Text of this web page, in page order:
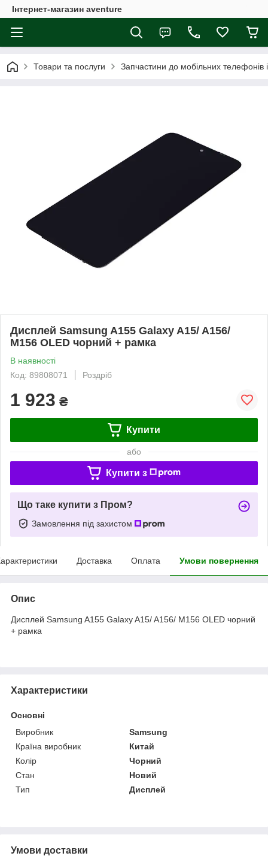
Інтернет-магазин aventure
Товари та послуги Запчастини до мобільних телефонів
Дисплей Samsung A155 Galaxy A15/ A156/
M156 OLED чорний + рамка
В наявності
Код: 89808071
Роздріб
1 923 ₴
Купити
або
Купити з
Що таке купити з Пром?
Замовлення під захистом
Доставка Оплата Умови повернення
Опис
Дисплей Samsung A155 Galaxy A15/ A156/ M156 OLED чорний
+ рамка
Характеристики
Основні
Виробник
Samsung
Країна виробник
Китай
Колір
Чорний
Стан
Новий
Тип
Дисплей
Умови доставки